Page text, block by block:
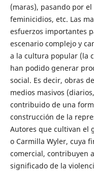
(maras), pasando por
feminicidios, etc. Las
esfuerzos importantes
escenario complejo y
a la cultura popular (la
han podido generar
social. Es decir, obras
medios masivos
contribuido de una
construcción de la
Autores que cultivan el
o Carmilla Wyler, cuya
comercial, contribuyen
significado de la